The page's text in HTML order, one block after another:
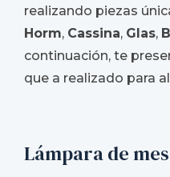
realizando piezas
Horm, Cassina, Glas,
continuación, te
que a realizado para
Lámpara de